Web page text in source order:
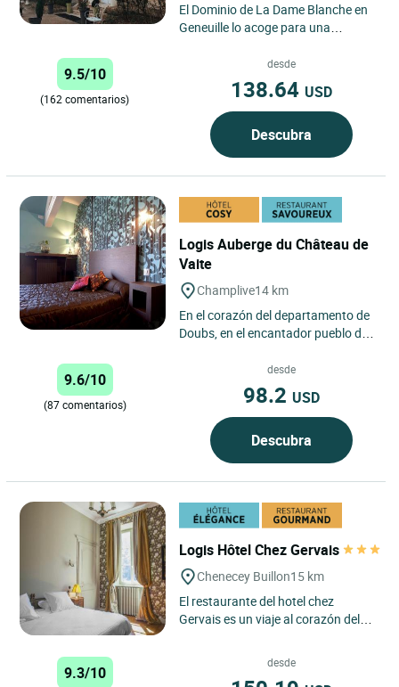
El Dominio de La Dame Blanche en
Geneuille lo acoge para una
motivos profesionales. Las...
9.5/10
(162 comentarios)
desde
138.64 USD
Descubra
Logis Auberge du Château de
Vaite
Champlive14 km
En el corazón del departamento de
Doubs, en el encantador pueblo de
Auberge Château de...
9.6/10
(87 comentarios)
desde
98.2 USD
Descubra
Logis Hôtel Chez Gervais
Chenecey Buillon15 km
El restaurante del hotel chez
Gervais es un viaje al corazón del
9.3/10
desde